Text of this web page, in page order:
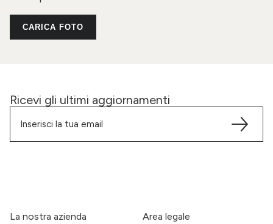
CARICA FOTO
Ricevi gli ultimi aggiornamenti
La nostra azienda Area legale